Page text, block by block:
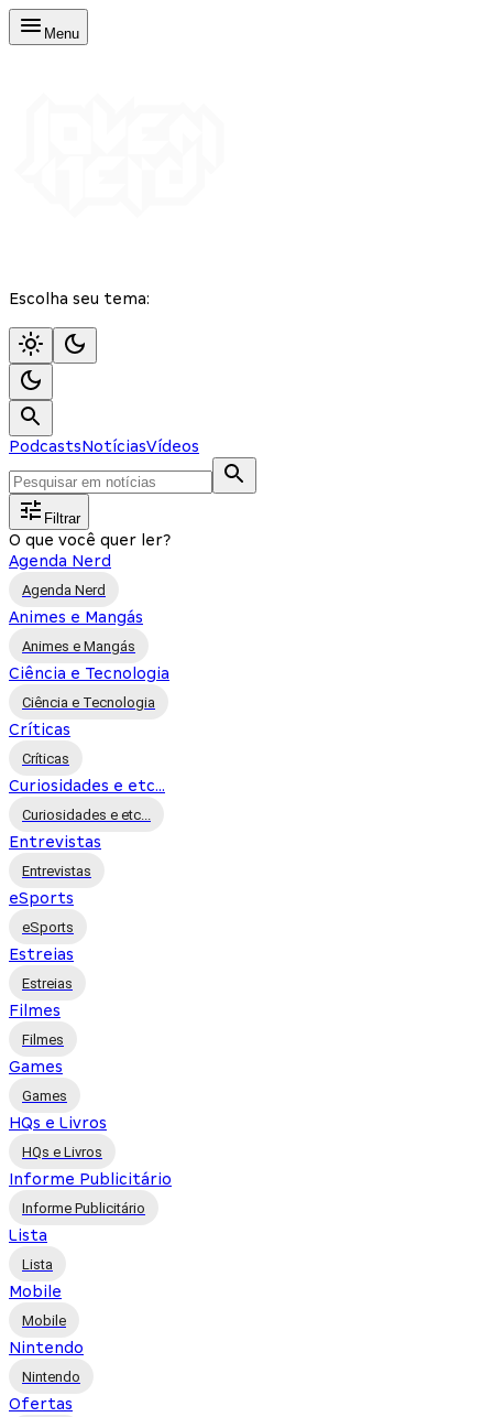
Menu
Escolha seu tema:
PodcastsNotíciasVídeos
Filtrar
O que você quer ler?
Agenda Nerd
Agenda Nerd
Animes e Mangás
Animes e Mangás
Ciência e Tecnologia
Ciência e Tecnologia
Críticas
Críticas
Curiosidades e etc...
Curiosidades e etc...
Entrevistas
Entrevistas
eSports
eSports
Estreias
Estreias
Filmes
Filmes
Games
Games
HQs e Livros
HQs e Livros
Informe Publicitário
Informe Publicitário
Lista
Lista
Mobile
Mobile
Nintendo
Nintendo
Ofertas